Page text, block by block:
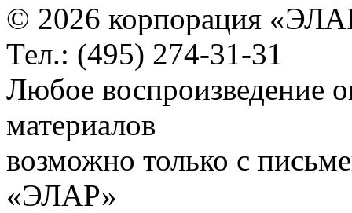
© 2026 корпорация
Тел.: (495) 274-31-31
Любое воспроизведение
материалов
возможно только с
«ЭЛАР»